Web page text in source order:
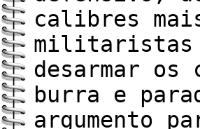
calibres
militaristas
desarmar
burra e
argumento